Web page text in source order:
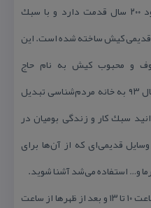
خانه مردم‌شناسی بومیان كیش، حدود ۲۰۰ سال قدمت دارد و با سبك
قدیمی كیش ساخته شده است. این
و محبوب كیش به نام حاج
عبدالله‌بن‌شاهین تعلق داشته و از سال ۹۳ به خانه مردم‌شناسی تبدیل
سبك كار و زندگی بومیان در
قدیمی‌ای كه از آن‌ها برای
و… استفاده می‌شد آشنا شوید.
بازدیدكنندگان می‌توانند صبح‌ها از ساعت ۱۰ تا ۱۳ و بعد از ظهرها از ساعت